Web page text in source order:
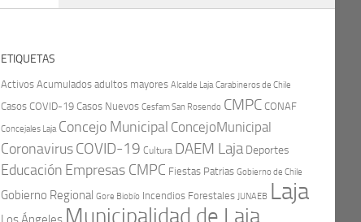
ETIQUETAS
Activos Acumulados adultos mayores Alcalde Laja Carabineros de Chile
Casos COVID-19 Casos Nuevos Cesfam San Rosendo CMPC CONAF
Concejales Laja Concejo Municipal ConcejoMunicipal
CoronavirusCOVID-19 Cultura DAEM Laja Deportes
Educación Empresas CMPC Fiestas Patrias Gobierno de Chile
Gobierno Regional Gore Biobío Incendios Forestales JUNAEB Laja
Municipalidad de Laja